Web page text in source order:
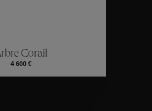
Corail
4 600 €